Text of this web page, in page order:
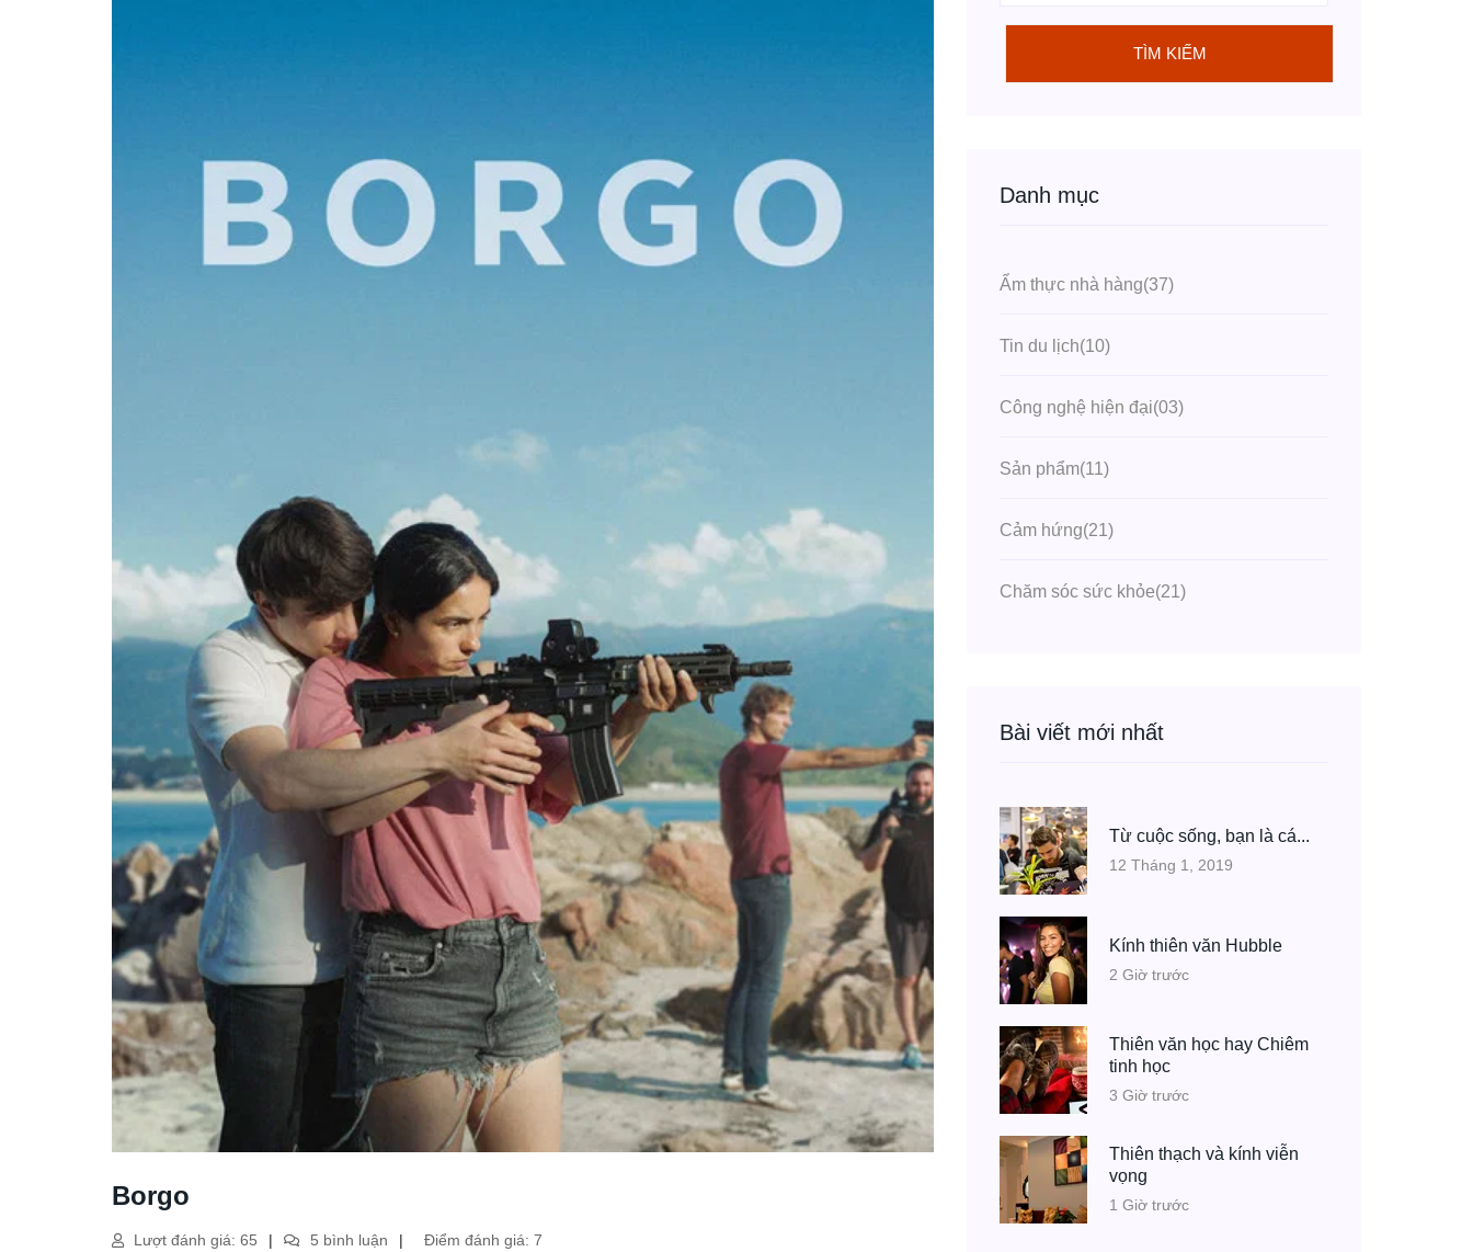
Borgo
Lượt đánh giá: 65 5 bình luận Điểm đánh giá: 7
TÌM KIẾM
Danh mục
Ẩm thực nhà hàng(37)
Tin du lịch(10)
Công nghệ hiện đại(03)
Sản phẩm(11)
Cảm hứng(21)
Chăm sóc sức khỏe(21)
Bài viết mới nhất
Từ cuộc sống, bạn là cá...
12 Tháng 1, 2019
Kính thiên văn Hubble
2 Giờ trước
Thiên văn học hay Chiêm
tinh học
3 Giờ trước
Thiên thạch và kính viễn
vọng
1 Giờ trước